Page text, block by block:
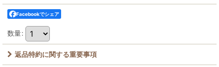
Facebookでシェア
数量:
返品特約に関する重要事項